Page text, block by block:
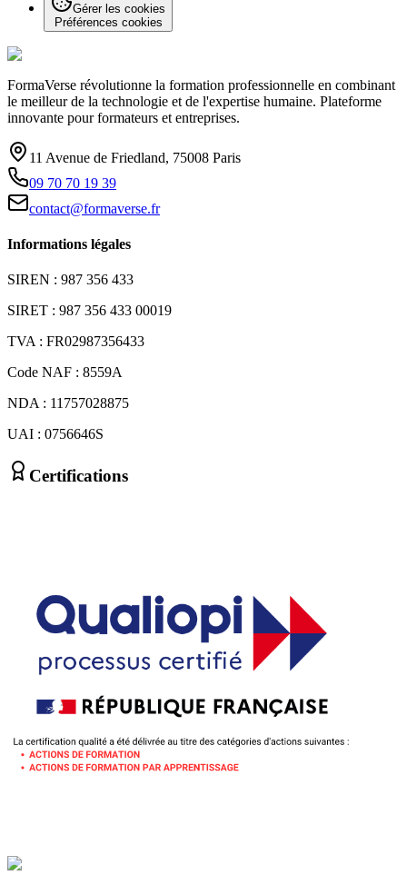
Gérer les cookies
Préférences cookies
FormaVerse révolutionne la formation professionnelle en combinant
le meilleur de la technologie et de l'expertise humaine. Plateforme
innovante pour formateurs et entreprises.
11 Avenue de Friedland, 75008 Paris
09 70 70 19 39
contact@formaverse.fr
Informations légales
SIREN : 987 356 433
SIRET : 987 356 433 00019
TVA : FR02987356433
Code NAF : 8559A
NDA : 11757028875
UAI : 0756646S
Certifications